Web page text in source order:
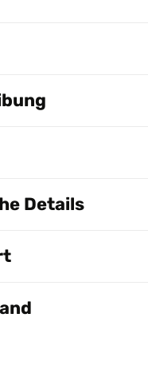
Details